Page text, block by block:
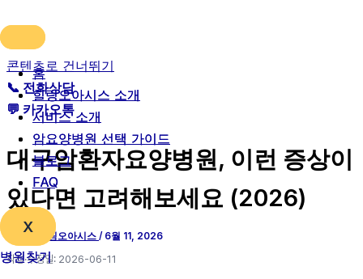
콘텐츠로 건너뛰기
홈
힐링오아시스 소개
서비스 소개
암요양병원 선택 가이드
블로그
FAQ
X
병원찾기
홈
힐링오아시스 소개
서비스 소개
암요양병원 선택 가이드
블로그
FAQ
X
병원찾기
📞 전화상담
💬 카카오톡
대구암환자요양병원, 이런 증상이
있다면 고려해보세요 (2026)
힐링오아시스 / 6월 11, 2026
작성·수정일: 2026-06-11